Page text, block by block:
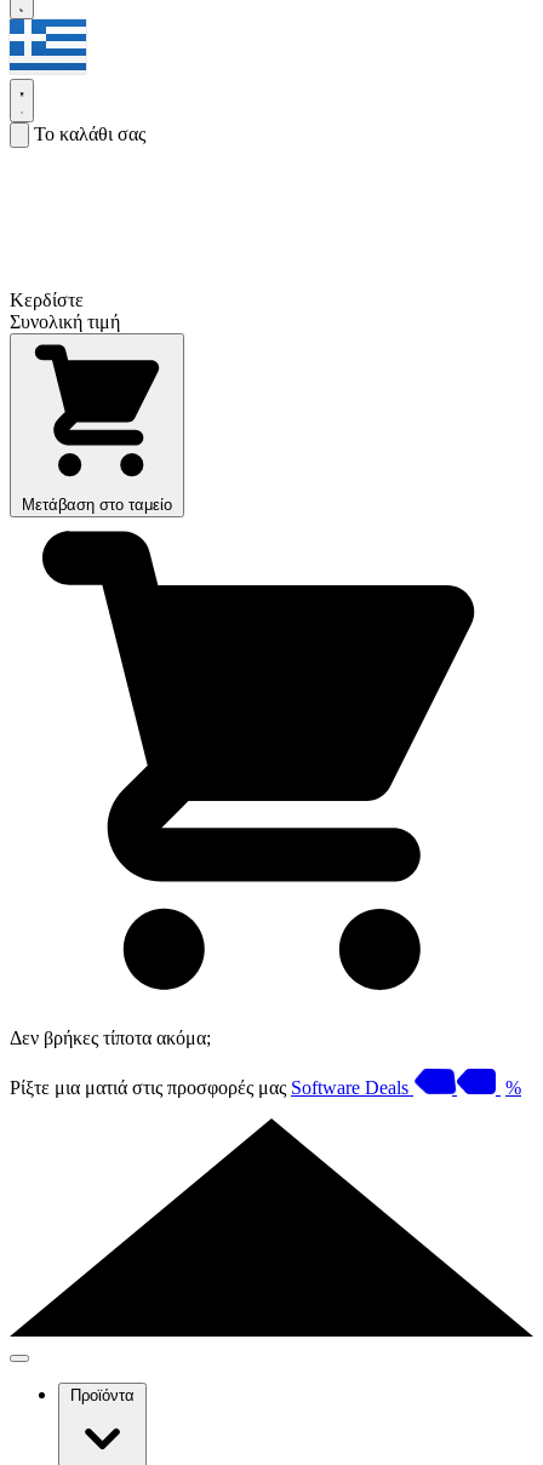
Το καλάθι σας
Κερδίστε
Συνολική τιμή
Μετάβαση στο ταμείο
Δεν βρήκες τίποτα ακόμα;
Ρίξτε μια ματιά στις προσφορές μας Software Deals %
Προϊόντα